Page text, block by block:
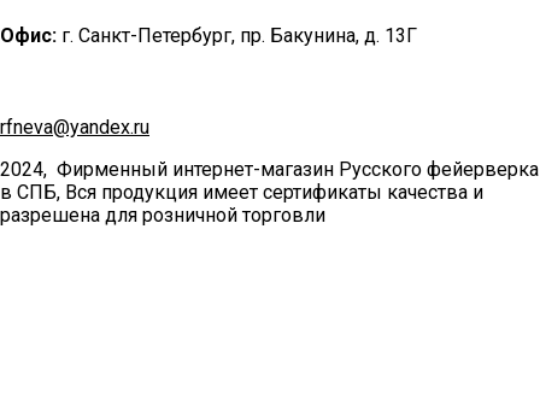
Офис: г. Санкт-Петербург, пр. Бакунина, д. 13Г
rfneva@yandex.ru
2024, Фирменный интернет-магазин Русского фейерверка
в СПБ, Вся продукция имеет сертификаты качества и
разрешена для розничной торговли